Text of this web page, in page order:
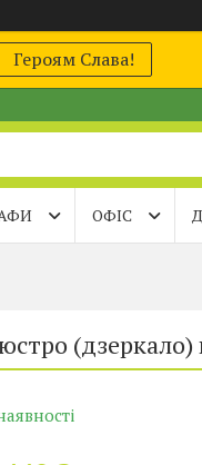
Героям Слава!
ОФІС
(дзеркало)